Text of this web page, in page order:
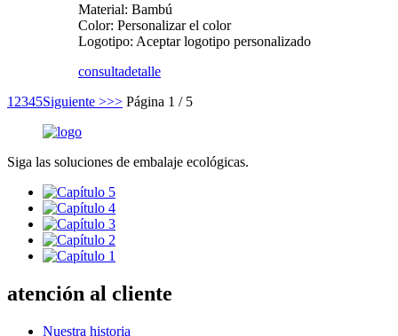
Material: Bambú
Color: Personalizar el color
Logotipo: Aceptar logotipo personalizado
consultadetalle
1 2345Siguiente >>> Página 1 / 5
Siga las soluciones de embalaje ecológicas.
atención al cliente
Nuestra historia